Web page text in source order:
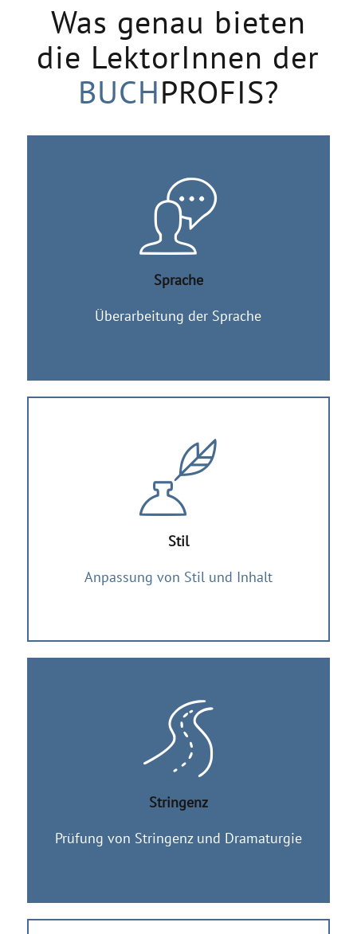
Was genau bieten
die LektorInnen der
BUCHPROFIS?
Sprache
Überarbeitung der Sprache
Stil
Anpassung von Stil und Inhalt
Stringenz
Prüfung von Stringenz und Dramaturgie